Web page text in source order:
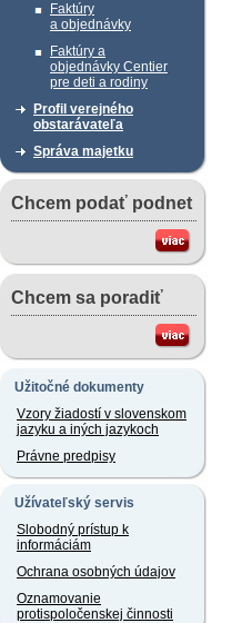
Faktúry
a objednávky
Faktúry a
objednávky Centier
pre deti a rodiny
Profil verejného
obstarávateľa
Správa majetku
Chcem podať podnet
Chcem sa poradiť
Užitočné dokumenty
Vzory žiadostí v slovenskom
jazyku a iných jazykoch
Právne predpisy
Užívateľský servis
Slobodný prístup k
informáciám
Ochrana osobných údajov
Oznamovanie
protispoločenskej činnosti